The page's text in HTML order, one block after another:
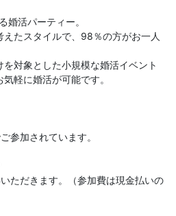
活パーティー。
たスタイルで、98％の方がお一人
対象とした小規模な婚活イベント
軽に婚活が可能です。
参加されています。
ただきます。（参加費は現金払いの